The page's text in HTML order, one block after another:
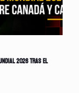
2026 tras el